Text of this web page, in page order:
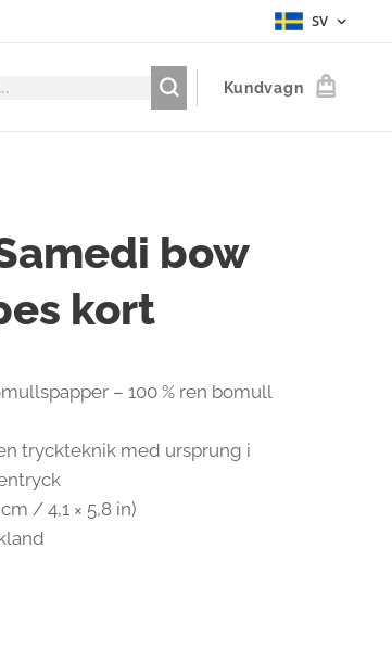
SV
Kundvagn
bow
kort
– 100 % ren bomull
tryckteknik med ursprung i
/ 4,1 × 5,8 in)